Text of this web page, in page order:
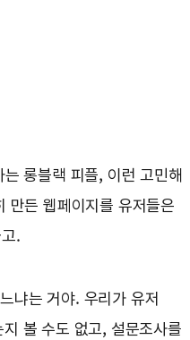
롱블랙 피플, 이런 고민해
만든 웹페이지를 유저들은
.
냐는 거야. 우리가 유저
볼 수도 없고, 설문조사를